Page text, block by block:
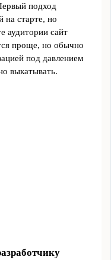
подход
на старте, но
аудитории сайт
проще, но обычно
под давлением
выкатывать.